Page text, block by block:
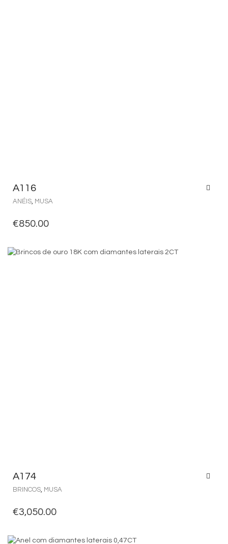
A116
ANÉIS, MUSA
€850.00
A174
BRINCOS, MUSA
€3,050.00